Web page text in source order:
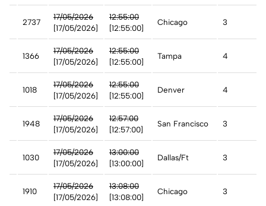
2737
17/05/2026
[17/05/2026]
12:55:00
[12:55:00]
Chicago 3
1366
17/05/2026
[17/05/2026]
12:55:00
[12:55:00]
Tampa 4
1018
17/05/2026
[17/05/2026]
12:55:00
[12:55:00]
Denver 4
1948
17/05/2026
[17/05/2026]
12:57:00
[12:57:00]
San Francisco 3
1030
17/05/2026
[17/05/2026]
13:00:00
[13:00:00]
Dallas/Ft 3
1910
17/05/2026
[17/05/2026]
13:08:00
[13:08:00]
Chicago 3